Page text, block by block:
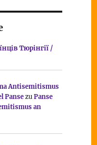
Тюрінгії /
Antisemitismus
PansezuPanse
an